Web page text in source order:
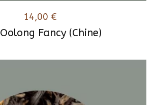
Fancy (Chine)
14,00 €